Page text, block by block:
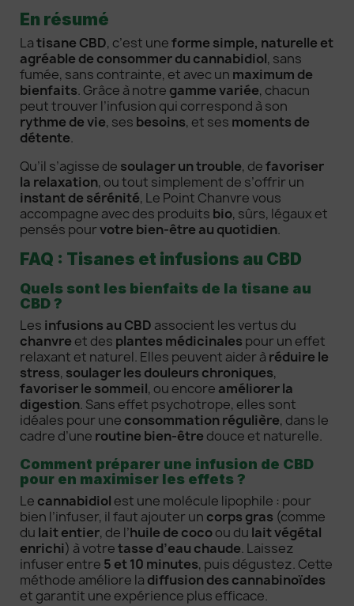
En résumé
Latisane CBD, c’est uneforme simple, naturelle et
agréable de consommer du cannabidiol, sans
fumée, sans contrainte, et avec un maximum de
bienfaits. Grâce à notre gamme variée, chacun
peut trouver l’infusion qui correspond à son
rythme de vie, ses besoins, et ses moments de
détente.
Qu’il s’agisse de soulager un trouble, defavoriser
la relaxation, ou tout simplement de s’offrir un
instant de sérénité, Le Point Chanvre vous
accompagne avec des produits bio, sûrs, légaux et
pensés pourvotre bien-être au quotidien.
FAQ : Tisanes et infusions au CBD
Quels sont les bienfaits de la tisane au
CBD ?
Les infusions au CBD associent les vertus du
chanvre et des plantes médicinales pour un effet
relaxant et naturel. Elles peuvent aider à réduire le
stress, soulager les douleurs chroniques,
favoriser le sommeil, ou encore améliorer la
digestion. Sans effet psychotrope, elles sont
idéales pour une consommation régulière, dans le
cadre d’une routine bien-être douce et naturelle.
Comment préparer une infusion de CBD
pour en maximiser les effets ?
Le cannabidiol est une molécule lipophile : pour
bien l’infuser, il faut ajouter un corps gras (comme
du lait entier, de l’huile de cocoou du lait végétal
enrichi) à votretasse d’eau chaude. Laissez
infuser entre 5 et 10 minutes, puis dégustez. Cette
méthode améliore la diffusion des cannabinoïdes
et garantit une expérience plus efficace.